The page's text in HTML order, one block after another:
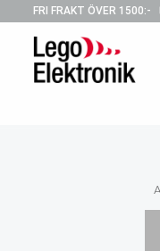
FRI FRAKT ÖVER 1500:-